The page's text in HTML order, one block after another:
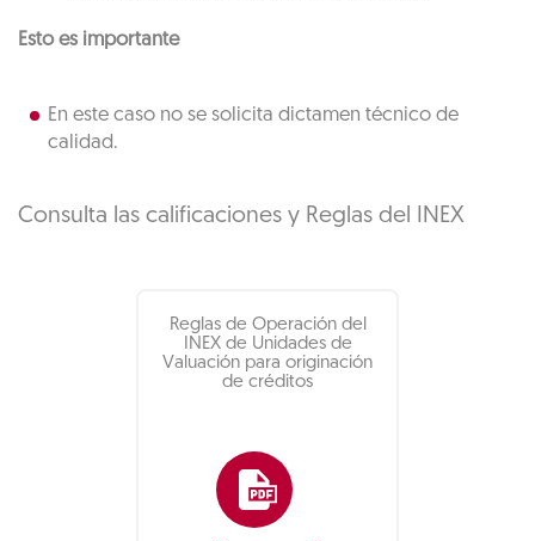
Esto es importante
En este caso no se solicita dictamen técnico de
calidad.
Consulta las calificaciones y Reglas del INEX
Reglas de Operación del
INEX de Unidades de
Valuación para originación
de créditos